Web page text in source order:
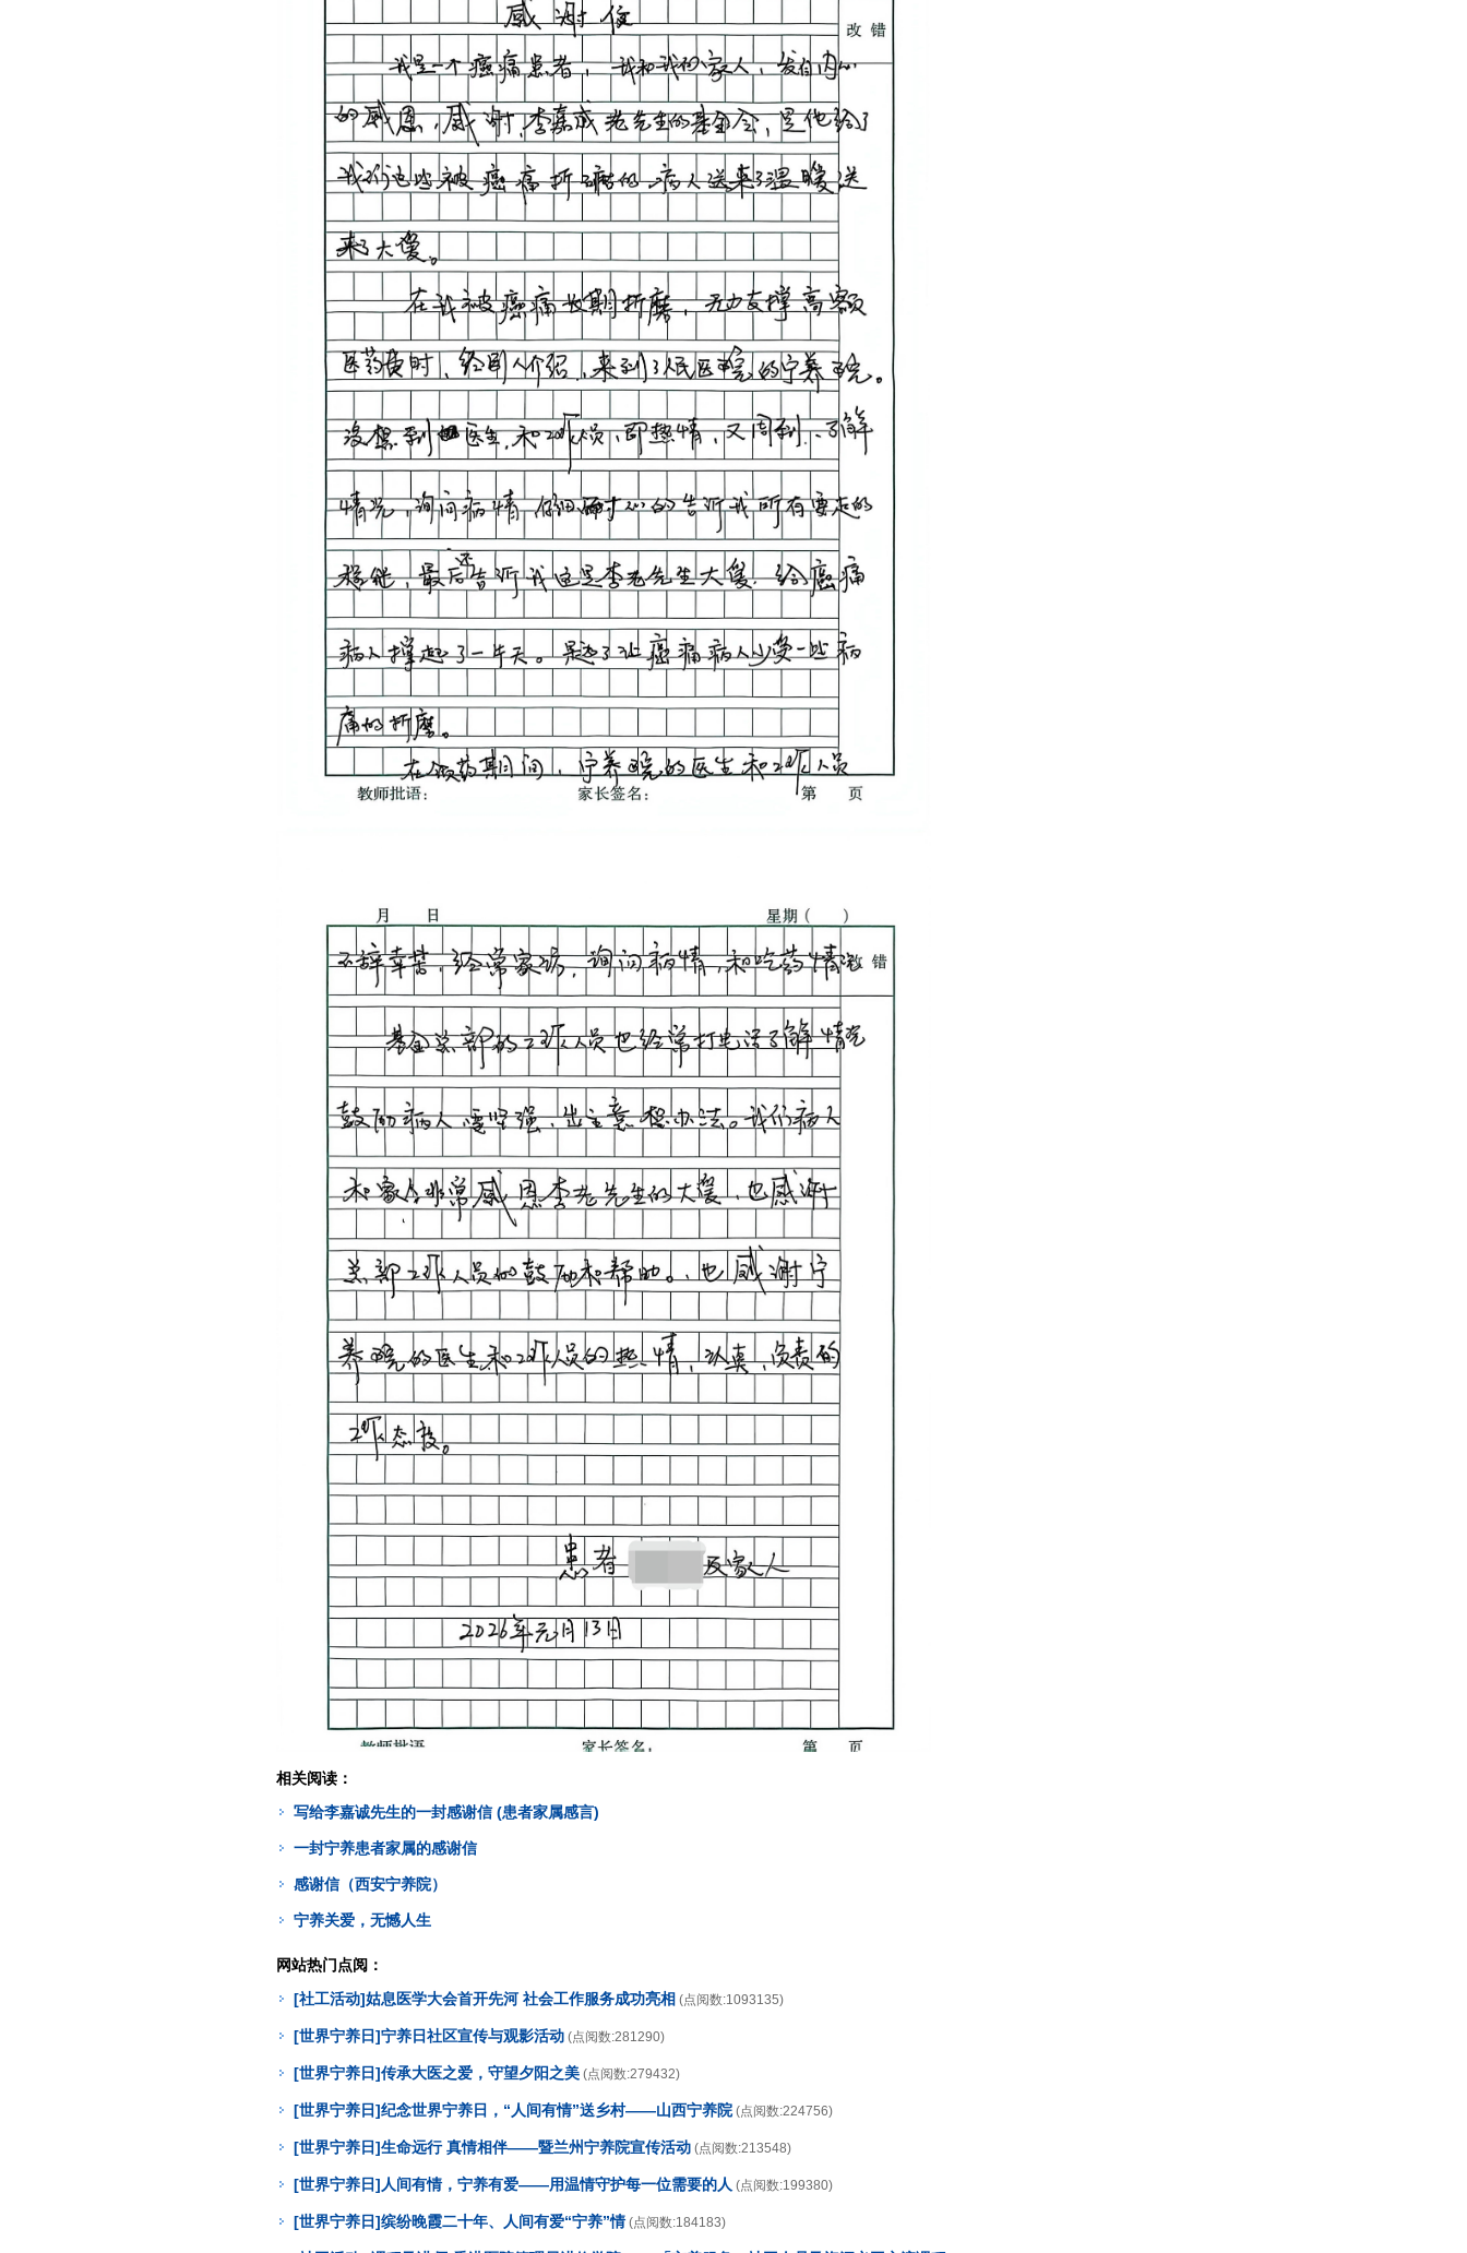
相关阅读：
写给李嘉诚先生的一封感谢信 (患者家属感言)
一封宁养患者家属的感谢信
感谢信（西安宁养院）
宁养关爱，无憾人生
网站热门点阅：
[社工活动]姑息医学大会首开先河 社会工作服务成功亮相 (点阅数:1093135)
[世界宁养日]宁养日社区宣传与观影活动 (点阅数:281290)
[世界宁养日]传承大医之爱，守望夕阳之美 (点阅数:279432)
[世界宁养日]纪念世界宁养日，“人间有情”送乡村——山西宁养院 (点阅数:224756)
[世界宁养日]生命远行 真情相伴——暨兰州宁养院宣传活动 (点阅数:213548)
[世界宁养日]人间有情，宁养有爱——用温情守护每一位需要的人 (点阅数:199380)
[世界宁养日]缤纷晚霞二十年、人间有爱“宁养”情 (点阅数:184183)